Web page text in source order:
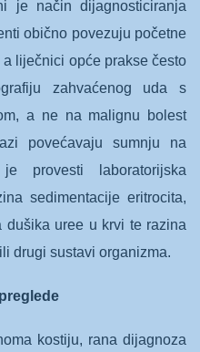
je način dijagnosticiranja
obično povezuju početne
liječnici opće prakse često
zahvaćenog uda s
a ne na malignu bolest
povećavaju sumnju na
provesti laboratorijska
sedimentacije eritrocita,
dušika uree u krvi te razina
drugi sustavi organizma.
kostiju, rana dijagnoza